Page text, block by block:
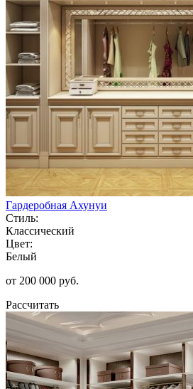
Гардеробная Ахунуи
Стиль:
Классический
Цвет:
Белый
от 200 000 руб.
Рассчитать